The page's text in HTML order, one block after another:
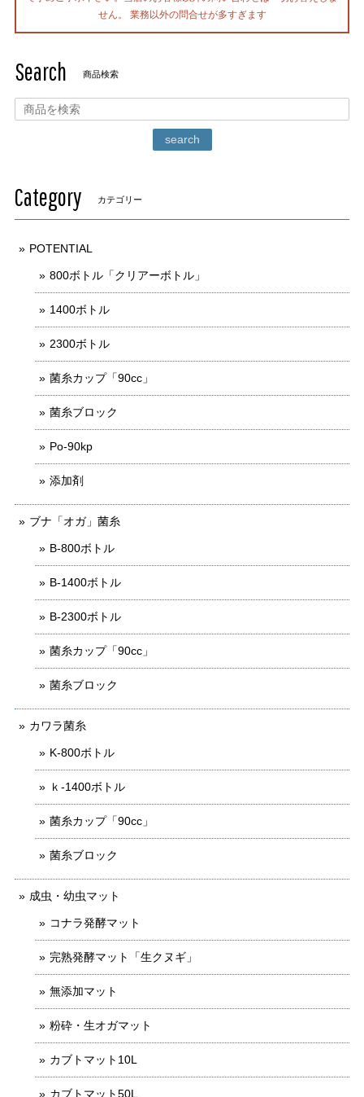
せん。 業務以外の問合せが多すぎます
Search 商品検索
search
Category カテゴリー
POTENTIAL
800ボトル「クリアーボトル」
1400ボトル
2300ボトル
菌糸カップ「90cc」
菌糸ブロック
Po-90kp
添加剤
ブナ「オガ」菌糸
B-800ボトル
B-1400ボトル
B-2300ボトル
菌糸カップ「90cc」
菌糸ブロック
カワラ菌糸
K-800ボトル
ｋ-1400ボトル
菌糸カップ「90cc」
菌糸ブロック
成虫・幼虫マット
コナラ発酵マット
完熟発酵マット「生クヌギ」
無添加マット
粉砕・生オガマット
カブトマット10L
カブトマット50L